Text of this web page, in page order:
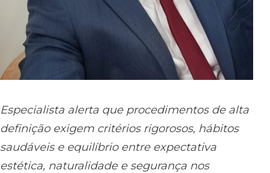
Especialista alerta que procedimentos de alta
definição exigem critérios rigorosos, hábitos
saudáveis e equilíbrio entre expectativa
estética, naturalidade e segurança nos